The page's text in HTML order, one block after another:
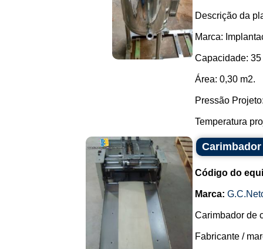
Descrição da
Marca:
Capacidade: 35
Área: 0,30 m2.
Pressão
Temperatura
Código do
Marca:
Carimbador de
Fabricante /